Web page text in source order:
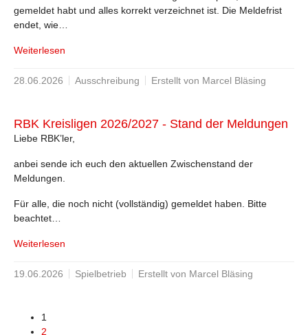
gemeldet habt und alles korrekt verzeichnet ist. Die Meldefrist
endet, wie…
Weiterlesen
28.06.2026 Ausschreibung Erstellt von Marcel Bläsing
RBK Kreisligen 2026/2027 - Stand der Meldungen
Liebe RBK’ler,
anbei sende ich euch den aktuellen Zwischenstand der
Meldungen.
Für alle, die noch nicht (vollständig) gemeldet haben. Bitte
beachtet…
Weiterlesen
19.06.2026 Spielbetrieb Erstellt von Marcel Bläsing
1
2